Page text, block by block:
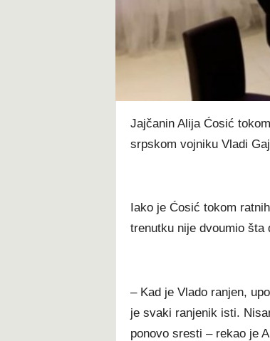
Jajčanin Alija Ćosić
srpskom vojniku Vladi
Iako je Ćosić tokom
trenutku nije dvoumio šta
– Kad je Vlado ranjen,
je svaki ranjenik isti.
ponovo sresti – rekao je